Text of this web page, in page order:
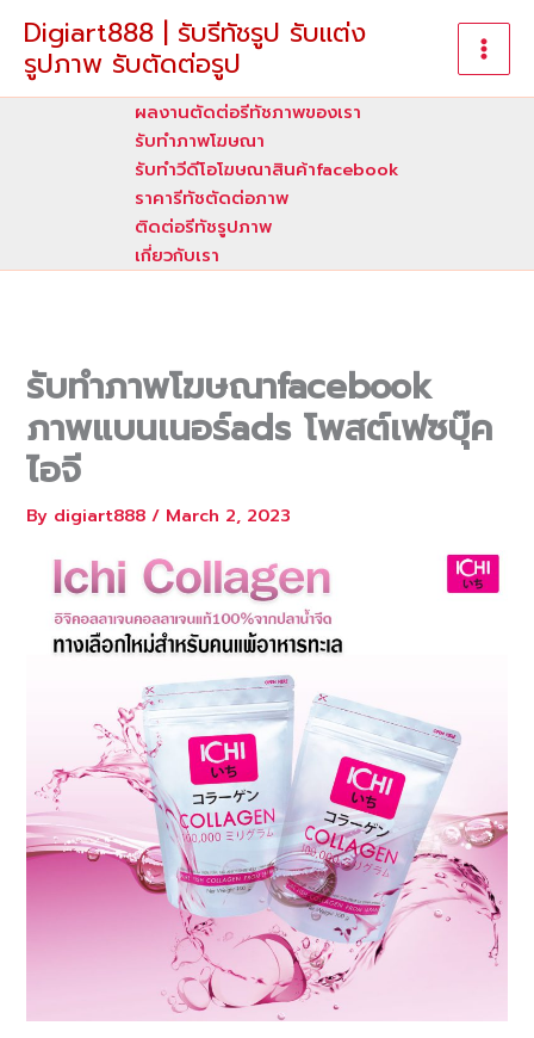
content
Digiart888 | รับรีทัชรูป รับแต่ง
รูปภาพ รับตัดต่อรูป
ผลงานตัดต่อรีทัชภาพของเรา
รับทําภาพโฆษณา
รับทำวีดีโอโฆษณาสินค้าfacebook
ราคารีทัชตัดต่อภาพ
ติดต่อรีทัชรูปภาพ
เกี่ยวกับเรา
รับทำภาพโฆษณาfacebook
ภาพแบนเนอร์ads โพสต์เฟซบุ๊ค
ไอจี
By digiart888/ March 2, 2023